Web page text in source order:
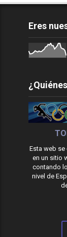
Eres
Esta web se
en un sitio
contando
nivel de